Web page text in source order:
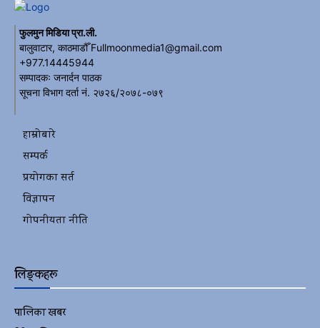
फुलमुन मिडिया प्रा.ली.
बालुवाटार, काठमाडौँ Fullmoonmedia1@gmail.com
+977.14445944
सम्पादकः जनार्दन पाठक
सूचना विभाग दर्ता नं. २७२६/२०७८-०७९
हाम्रोबारे
सम्पर्क
प्रयोगका सर्त
विज्ञापन
गोपनीयता नीति
लिङ्कहरू
पालिका खबर